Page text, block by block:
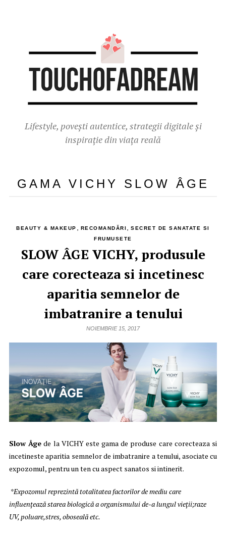
Lifestyle, povești autentice, strategii digitale și
inspirație din viața reală
GAMA VICHY SLOW ÂGE
BEAUTY & MAKEUP RECOMANDĂRI ,SECRET DE SANATATE SI
FRUMUSETE
SLOW ÂGE VICHY, produsule
care corecteaza si incetinesc
aparitia semnelor de
imbatranire a tenului
NOIEMBRIE 15, 2017
Slow Âge de la VICHY este gama de produse care corecteaza si
incetineste aparitia semnelor de imbatranire a tenului, asociate cu
expozomul, pentru un ten cu aspect sanatos si intinerit.
*Expozomul reprezintă totalitatea factorilor de mediu care
influenţează starea biologică a organismului de-a lungul vieţii;raze
UV, poluare,stres, oboseală etc.